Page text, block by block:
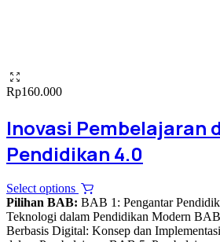
Rp160.000
Inovasi Pembelajaran
Pendidikan 4.0
Select options
product
has
multiple
Pilihan BAB: BAB 1: Pengantar
Teknologi dalam Pendidikan Modern
Berbasis Digital: Konsep dan